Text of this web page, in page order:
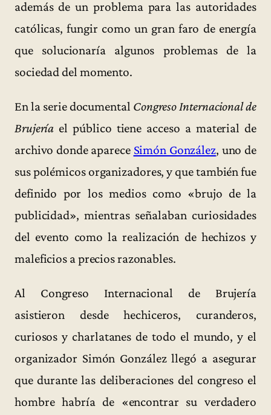
además de un problema para las autoridades
católicas, fungir como un gran faro de energía
que solucionaría algunos problemas de la
sociedad del momento.
En la serie documental Congreso Internacional de
Brujería el público tiene acceso a material de
archivo donde aparece Simón González, uno de
sus polémicos organizadores, y que también fue
definido por los medios como «brujo de la
publicidad», mientras señalaban curiosidades
del evento como la realización de hechizos y
maleficios a precios razonables.
Al Congreso Internacional de Brujería
asistieron desde hechiceros, curanderos,
curiosos y charlatanes de todo el mundo, y el
organizador Simón González llegó a asegurar
que durante las deliberaciones del congreso el
hombre habría de «encontrar su verdadero